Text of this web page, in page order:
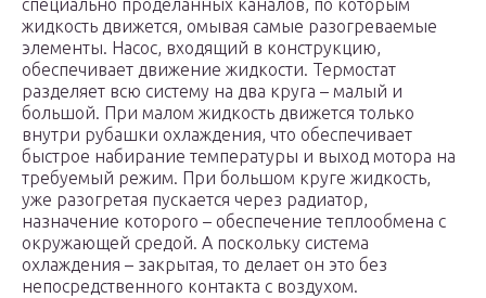
специально проделанных каналов, по которым
жидкость движется, омывая самые разогреваемые
элементы. Насос, входящий в конструкцию,
обеспечивает движение жидкости. Термостат
разделяет всю систему на два круга – малый и
большой. При малом жидкость движется только
внутри рубашки охлаждения, что обеспечивает
быстрое набирание температуры и выход мотора на
требуемый режим. При большом круге жидкость,
уже разогретая пускается через радиатор,
назначение которого – обеспечение теплообмена с
окружающей средой. А поскольку система
охлаждения – закрытая, то делает он это без
непосредственного контакта с воздухом.